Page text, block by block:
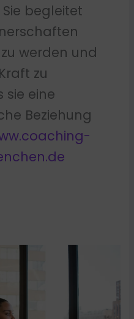
begleitet
werden und
zu
sie eine
Beziehung